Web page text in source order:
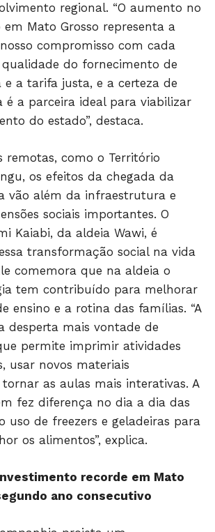
regional. “O aumento no
Mato Grosso representa a
compromisso com cada
do fornecimento de
e a tarifa justa, e a certeza de
é a parceira ideal para viabilizar
do estado”, destaca.
remotas, como o Território
os efeitos da chegada da
vão além da infraestrutura e
sociais importantes. O
Kaiabi, da aldeia Wawi, é
transformação social na vida
comemora que na aldeia o
tem contribuído para melhorar
ensino e a rotina das famílias. “A
desperta mais vontade de
permite imprimir atividades
usar novos materiais
tornar as aulas mais interativas. A
fez diferença no dia a dia das
uso de freezers e geladeiras para
os alimentos”, explica.
recorde em Mato
ano consecutivo